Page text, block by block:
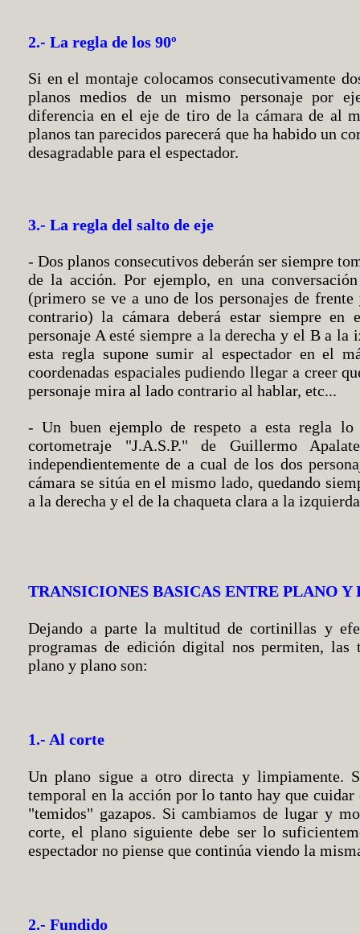
2.- La regla de los 90º
Si en el montaje colocamos consecutivamente
planos medios de un mismo personaje por
diferencia en el eje de tiro de la cámara de al
planos tan parecidos parecerá que ha habido un
desagradable para el espectador.
3.- La regla del salto de eje
- Dos planos consecutivos deberán ser siempre
de la acción. Por ejemplo, en una
(primero se ve a uno de los personajes de
contrario) la cámara deberá estar siempre
personaje A esté siempre a la derecha y el B a la
esta regla supone sumir al espectador en el
coordenadas espaciales pudiendo llegar a creer
personaje mira al lado contrario al hablar, etc...
- Un buen ejemplo de respeto a esta regla lo
cortometraje "J.A.S.P." de Guillermo
independientemente de a cual de los dos
cámara se sitúa en el mismo lado, quedando
a la derecha y el de la chaqueta clara a la
TRANSICIONES BASICAS ENTRE PLANO Y
Dejando a parte la multitud de cortinillas y
programas de edición digital nos permiten, las
plano y plano son:
1.- Al corte
Un plano sigue a otro directa y limpiamente.
temporal en la acción por lo tanto hay que
"temidos" gazapos. Si cambiamos de lugar y
corte, el plano siguiente debe ser lo
espectador no piense que continúa viendo la
2.- Fundido